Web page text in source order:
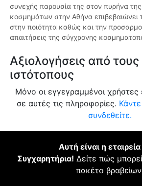
συνεχής παρουσία της στον πυρήνα
κοσμημάτων στην Αθήνα επιβεβαιώνει
στην ποιότητα καθώς και την
απαιτήσεις της σύγχρονης
Αξιολογήσεις από
ιστότοπους
Μόνο οι εγγεγραμμένοι
σε αυτές τις πληροφορίες.
συνδεθείτε.
Αυτή είναι η
Συγχαρητήρια! Δείτε πώς
πακέτο